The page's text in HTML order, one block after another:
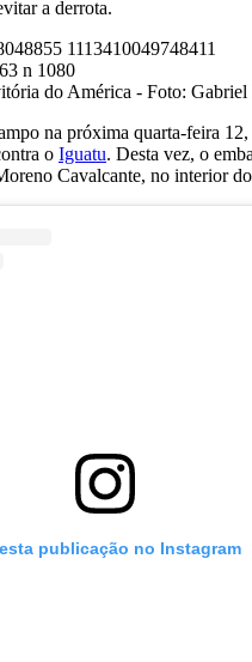
a derrota.
do América - Foto:
na próxima quarta-feira 12,
o Iguatu. Desta vez, o
Cavalcante, no interior
publicação no Instagram